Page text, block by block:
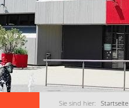
Sie sind hier: Startseite